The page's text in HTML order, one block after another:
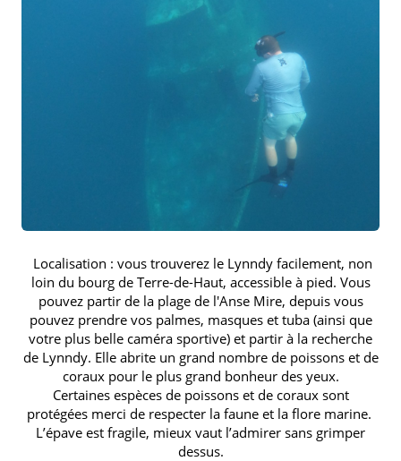
Localisation : vous trouverez le Lynndy facilement, non
loin du bourg de Terre-de-Haut, accessible à pied. Vous
pouvez partir de la plage de l'Anse Mire, depuis vous
pouvez prendre vos palmes, masques et tuba (ainsi que
votre plus belle caméra sportive) et partir à la recherche
de Lynndy. Elle abrite un grand nombre de poissons et de
coraux pour le plus grand bonheur des yeux.
Certaines espèces de poissons et de coraux sont
protégées merci de respecter la faune et la flore marine.
L’épave est fragile, mieux vaut l’admirer sans grimper
dessus.